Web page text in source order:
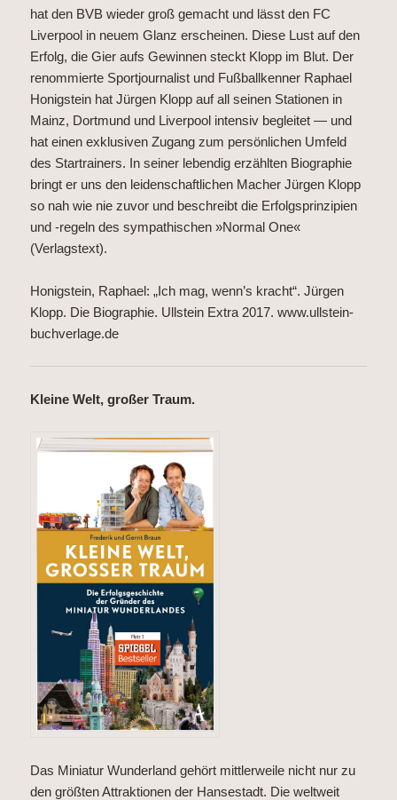
hat den BVB wieder groß gemacht und lässt den FC
Liverpool in neuem Glanz erscheinen. Diese Lust auf den
Erfolg, die Gier aufs Gewinnen steckt Klopp im Blut. Der
renommierte Sportjournalist und Fußballkenner Raphael
Honigstein hat Jürgen Klopp auf all seinen Stationen in
Mainz, Dortmund und Liverpool intensiv begleitet — und
hat einen exklusiven Zugang zum persönlichen Umfeld
des Startrainers. In seiner lebendig erzählten Biographie
bringt er uns den leidenschaftlichen Macher Jürgen Klopp
so nah wie nie zuvor und beschreibt die Erfolgsprinzipien
und -regeln des sympathischen »Normal One«
(Verlagstext).
Honigstein, Raphael: „Ich mag, wenn’s kracht“. Jürgen
Klopp. Die Biographie. Ullstein Extra 2017.www.ullstein-
buchverlage.de
Kleine Welt, großer Traum.
Das Miniatur Wunderland gehört mittlerweile nicht nur zu
den größten Attraktionen der Hansestadt. Die weltweit